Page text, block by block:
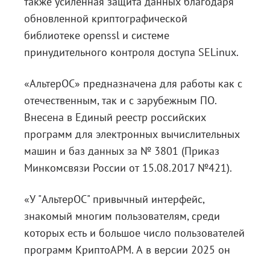
обновленной криптографической
библиотеке openssl и системе
принудительного контроля доступа SELinux.
«АльтерОС» предназначена для работы как с
отечественным, так и с зарубежным ПО.
Внесена в Единый реестр российских
программ для электронных вычислительных
машин и баз данных за № 3801 (Приказ
Минкомсвязи России от 15.08.2017 №421).
«У "АльтерОС" привычный интерфейс,
знакомый многим пользователям, среди
которых есть и большое число пользователей
программ КриптоАРМ. А в версии 2025 он